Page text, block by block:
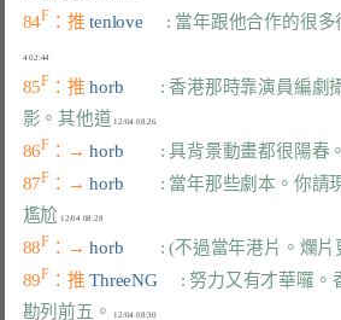
84F ：推 tenlove : 當年跟他合作的很
85F ：推 horb : 香港那時靠演員編劇
影。其他道
12/04 08:26
86F ：→ horb : 具背景動畫都很陽春
87F ：→ horb : 當年那些劇本。你請
尷尬
12/04 08:28
88F ：→ horb : (不過當年港片。爛片
89F ：推 ThreeNG : 努力又有才華囉。
勘列前五。
12/04 08:30